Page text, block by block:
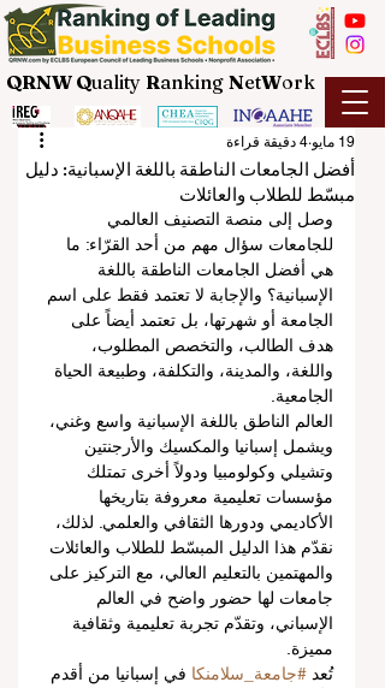
QRNW Quality Ranking NetWork
أفضل الجامعات الناطقة باللغة الإسبانية: دليل
مبسّط للطلاب والعائلات
19 مايو 4 دقيقة قراءة
وصل إلى منصة التصنيف العالمي
للجامعات سؤال مهم من أحد القرّاء: ما
هي أفضل الجامعات الناطقة باللغة
الإسبانية؟ والإجابة لا تعتمد فقط على اسم
الجامعة أو شهرتها، بل تعتمد أيضاً على
هدف الطالب، والتخصص المطلوب،
واللغة، والمدينة، والتكلفة، وطبيعة الحياة
الجامعية.
العالم الناطق باللغة الإسبانية واسع وغني،
ويشمل إسبانيا والمكسيك والأرجنتين
وتشيلي وكولومبيا ودولاً أخرى تمتلك
مؤسسات تعليمية معروفة بتاريخها
الأكاديمي ودورها الثقافي والعلمي. لذلك،
نقدّم هذا الدليل المبسّط للطلاب والعائلات
والمهتمين بالتعليم العالي، مع التركيز على
جامعات لها حضور واضح في العالم
الإسباني، وتقدّم تجربة تعليمية وثقافية
مميزة.
تُعد #جامعة_سلامنكا في إسبانيا من أقدم